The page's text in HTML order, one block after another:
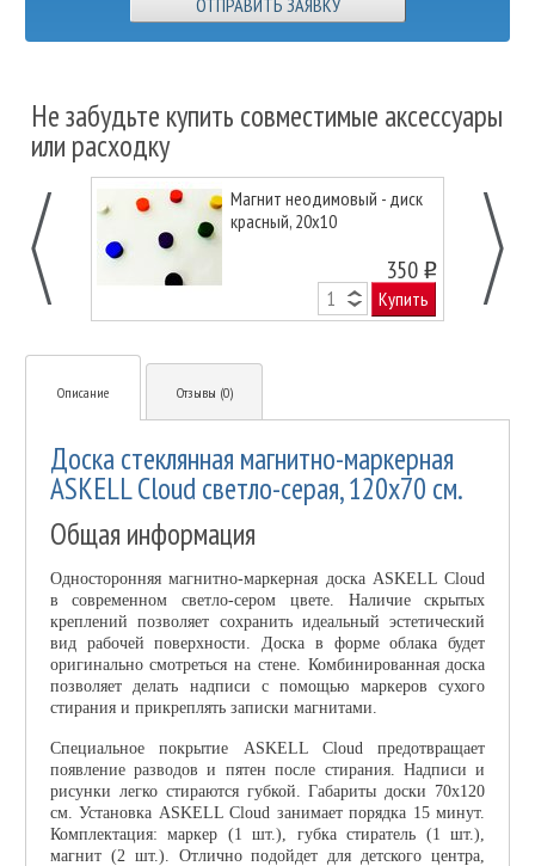
Не забудьте купить совместимые аксессуары
или расходку
Магнит неодимовый - диск
красный, 20х10
350 o
Купить
Описание Отзывы (0)
Доска стеклянная магнитно-маркерная
ASKELL Cloud светло-серая, 120х70 см.
Общая информация
Односторонняя магнитно-маркерная доска ASKELL Cloud
в современном светло-сером цвете. Наличие скрытых
креплений позволяет сохранить идеальный эстетический
вид рабочей поверхности. Доска в форме облака будет
оригинально смотреться на стене. Комбинированная доска
позволяет делать надписи с помощью маркеров сухого
стирания и прикреплять записки магнитами.
Специальное покрытие ASKELL Cloud предотвращает
появление разводов и пятен после стирания. Надписи и
рисунки легко стираются губкой. Габариты доски 70х120
см. Установка ASKELL Cloud занимает порядка 15 минут.
Комплектация: маркер (1 шт.), губка стиратель (1 шт.),
магнит (2 шт.). Отлично подойдет для детского центра,